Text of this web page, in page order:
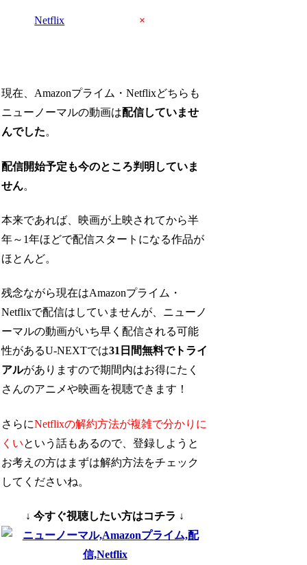
Netflix ×
現在、Amazonプライム・Netflixどちらも
ニューノーマルの動画は配信していませ
んでした。
配信開始予定も今のところ判明していま
せん。
本来であれば、映画が上映されてから半
年～1年ほどで配信スタートになる作品が
ほとんど。
残念ながら現在はAmazonプライム・
Netflixで配信はしていませんが、ニューノ
ーマルの動画がいち早く配信される可能
性があるU-NEXTでは31日間無料でトライ
アルがありますので期間内はお得にたく
さんのアニメや映画を視聴できます！
さらにNetflixの解約方法が複雑で分かりに
くいという話もあるので、登録しようと
お考えの方はまずは解約方法をチェック
してくださいね。
↓ 今すぐ視聴したい方はコチラ ↓